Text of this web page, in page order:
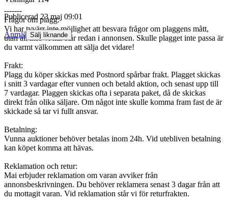
-------
Frågor om plagg:
Vi har tyvärr inte möjlighet att besvara frågor om plaggens mått,
utan all info vi har står redan i annonsen. Skulle plagget inte passa är
du varmt välkommen att sälja det vidare!
Frakt:
Plagg du köper skickas med Postnord spårbar frakt. Plagget skickas
i snitt 3 vardagar efter vunnen och betald aktion, och senast upp till
7 vardagar. Plaggen skickas ofta i separata paket, då de skickas
direkt från olika säljare. Om något inte skulle komma fram fast de är
skickade så tar vi fullt ansvar.
Betalning:
Vunna auktioner behöver betalas inom 24h. Vid utebliven betalning
kan köpet komma att hävas.
Reklamation och retur:
Mai erbjuder reklamation om varan avviker från
annonsbeskrivningen. Du behöver reklamera senast 3 dagar från att
du mottagit varan. Vid reklamation står vi för returfrakten.
Publicerad 23 maj 09:01
Anmäl Sälj liknande